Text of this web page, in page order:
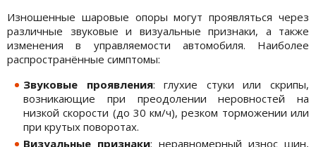
Изношенные шаровые опоры могут проявляться через
различные звуковые и визуальные признаки, а также
изменения в управляемости автомобиля. Наиболее
распространённые симптомы:
Звуковые проявления: глухие стуки или скрипы,
возникающие при преодолении неровностей на
низкой скорости (до 30 км/ч), резком торможении или
при крутых поворотах.
Визуальные признаки: неравномерный износ шин,